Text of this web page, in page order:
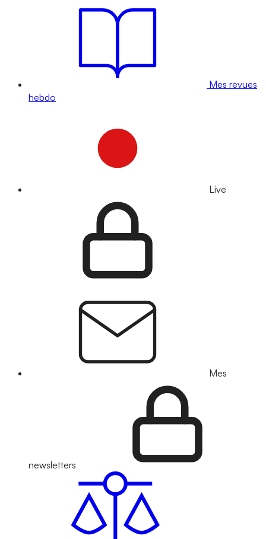
Mes revues
hebdo
Live
Mes
newsletters